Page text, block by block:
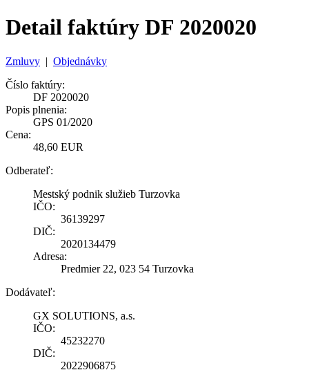
Detail faktúry DF 2020020
Zmluvy | Objednávky
Číslo faktúry:
DF 2020020
Popis plnenia:
GPS 01/2020
Cena:
48,60 EUR
Odberateľ:
Mestský podnik služieb Turzovka
IČO:
36139297
DIČ:
2020134479
Adresa:
Predmier 22, 023 54 Turzovka
Dodávateľ:
GX SOLUTIONS, a.s.
IČO:
45232270
DIČ:
2022906875